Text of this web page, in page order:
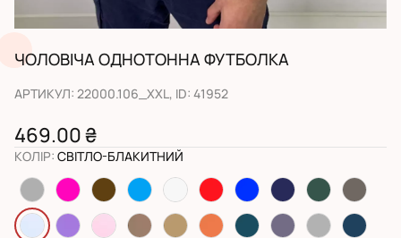
ЧОЛОВІЧА ОДНОТОННА ФУТБОЛКА
АРТИКУЛ: 22000.106_XXL, ID: 41952
469.00 ₴
КОЛІР: СВІТЛО-БЛАКИТНИЙ